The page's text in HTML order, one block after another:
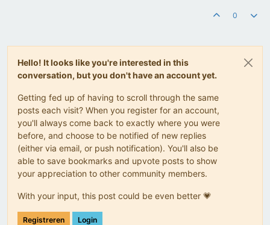
0
Hello! It looks like you're interested in this
conversation, but you don't have an account yet.
Getting fed up of having to scroll through the same
posts each visit? When you register for an account,
you'll always come back to exactly where you were
before, and choose to be notified of new replies
(either via email, or push notification). You'll also be
able to save bookmarks and upvote posts to show
your appreciation to other community members.
With your input, this post could be even better 💗
Registreren Login